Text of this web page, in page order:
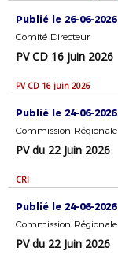
Publié le 26-06-2026
Comité Directeur
PV CD 16 juin 2026
PV CD 16 juin 2026
Publié le 24-06-2026
Commission
PV du 22 Juin 2026
CRJ
Publié le 24-06-2026
Commission
PV du 22 Juin 2026